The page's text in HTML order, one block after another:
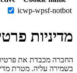
icwp-wpsf-notbot
מדיניות
החברה מכבדת את
בשמירה עליה. מטרת